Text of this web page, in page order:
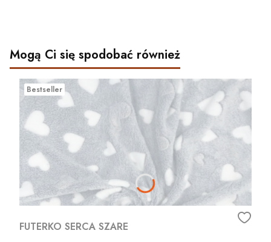
Mogą Ci się spodobać również
Bestseller
FUTERKO SERCA SZARE